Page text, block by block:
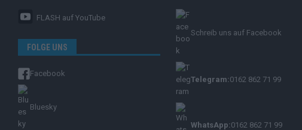
FLASH auf YouTube
FOLGE UNS
Facebook
Bluesky
Schreib uns auf Facebook
Telegram:0162 862 71 99
WhatsApp:0162 862 71 99